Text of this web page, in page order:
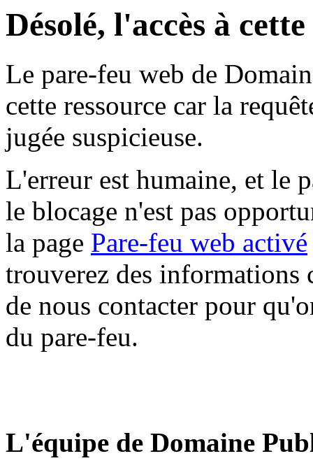
Désolé, l'accès à
Le pare-feu web de
cette ressource car la
jugée suspicieuse.
L'erreur est humaine, et le
le blocage n'est pas
la page Pare-feu web activé
trouverez des informations
de nous contacter pour
du pare-feu.
L'équipe de Domaine